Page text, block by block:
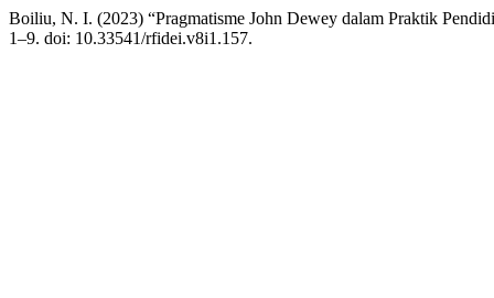
Boiliu, N. I. (2023) “Pragmatisme John Dewey dalam Praktik
1–9. doi: 10.33541/rfidei.v8i1.157.